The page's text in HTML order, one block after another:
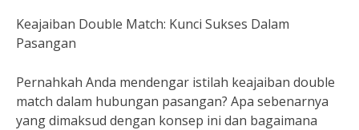
Keajaiban Double Match: Kunci Sukses Dalam
Pasangan
Pernahkah Anda mendengar istilah keajaiban double
match dalam hubungan pasangan? Apa sebenarnya
yang dimaksud dengan konsep ini dan bagaimana